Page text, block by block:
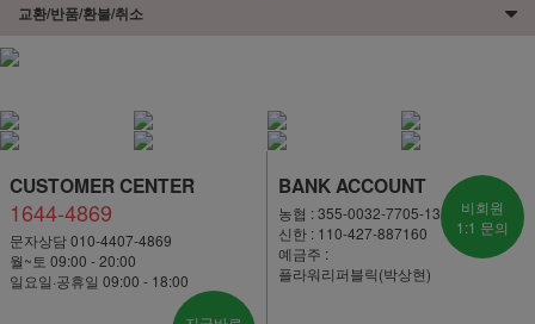
교환/반품/환불/취소
CUSTOMER CENTER
1644-4869
문자상담 010-4407-4869
월~토 09:00 - 20:00
일요일·공휴일 09:00 - 18:00
BANK ACCOUNT
농협 : 355-0032-7705-13
신한 : 110-427-887160
예금주 :
플라워리퍼블릭(박상현)
비회원
1:1 문의